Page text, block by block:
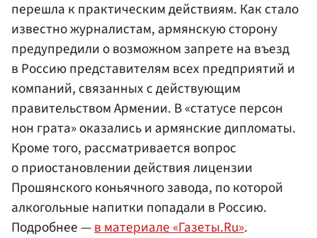
перешла к практическим действиям. Как стало
известно журналистам, армянскую сторону
предупредили о возможном запрете на въезд
в Россию представителям всех предприятий и
компаний, связанных с действующим
правительством Армении. В «статусе персон
нон грата» оказались и армянские дипломаты.
Кроме того, рассматривается вопрос
о приостановлении действия лицензии
Прошянского коньячного завода, по которой
алкогольные напитки попадали в Россию.
Подробнее —в материале «Газеты.Ru».